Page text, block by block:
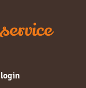
service
login